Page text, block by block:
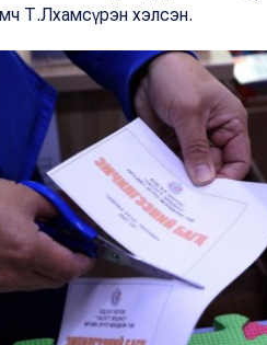
Т.Лхамсүрэн хэлсэн.